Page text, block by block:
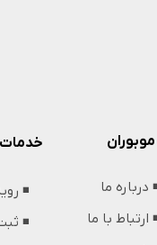
موبوران
درباره ما
ارتباط با ما
◾️
◾️